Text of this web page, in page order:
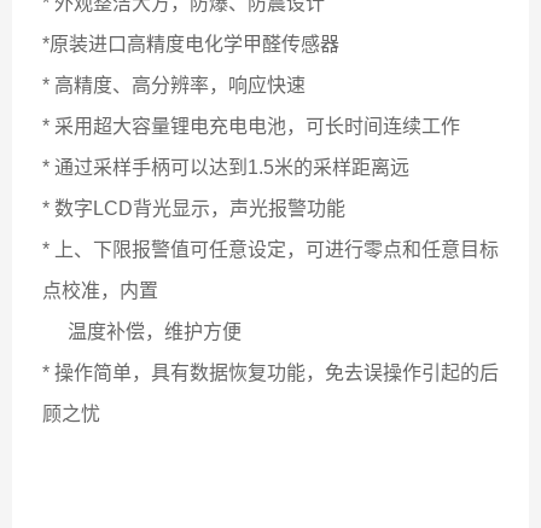
*原装进口高精度电化学甲醛传感器
* 高精度、高分辨率，响应快速
* 采用超大容量锂电充电电池，可长时间连续工作
* 通过采样手柄可以达到1.5米的采样距离远
* 数字LCD背光显示，声光报警功能
* 上、下限报警值可任意设定，可进行零点和任意目标
点校准，内置
温度补偿，维护方便
* 操作简单，具有数据恢复功能，免去误操作引起的后
顾之忧